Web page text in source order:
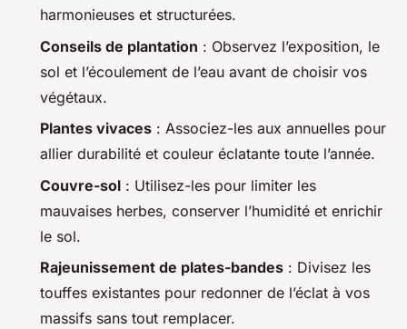
harmonieuses et structurées.
Conseils de plantation : Observez l’exposition, le
sol et l’écoulement de l’eau avant de choisir vos
végétaux.
Plantes vivaces : Associez-les aux annuelles pour
allier durabilité et couleur éclatante toute l’année.
Couvre-sol : Utilisez-les pour limiter les
mauvaises herbes, conserver l’humidité et enrichir
le sol.
Rajeunissement de plates-bandes : Divisez les
touffes existantes pour redonner de l’éclat à vos
massifs sans tout remplacer.